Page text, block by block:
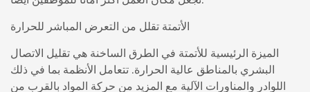
الأتمتة تقلل من التعرض المباشر للحرارة
الميزة الرئيسية للأتمتة في الطرق الساخنة هي تقليل الاتصال
البشري بالمناطق عالية الحرارة. تتعامل الأنظمة بما في ذلك
اللوادر والمناورات الآلية مع المزيد من حركة المواد بالقرب من